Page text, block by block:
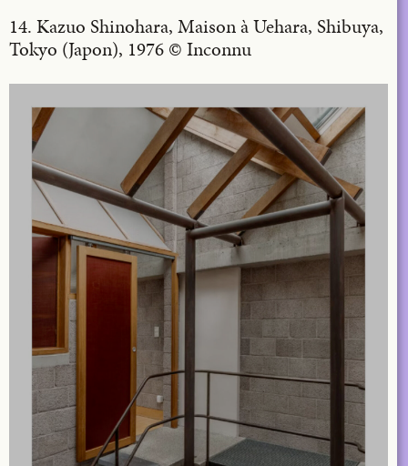
14. Kazuo Shinohara, Maison à Uehara, Shibuya,
Tokyo (Japon), 1976 © Inconnu